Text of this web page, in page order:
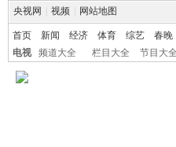
央视网 视频 网站地图
首页 新闻 经济 体育 综艺 春晚
电视
频道大全 栏目大全 节目大全